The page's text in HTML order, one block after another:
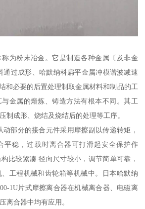
为粉末冶金。它是制造各种金属〔及非金
通过成形、哈默纳科扁平金属冲模谐波减速
和必要的后置处理制取金属材料和制品的工
金属的熔炼、铸造方法有根本不同。其工
制成形、烧结及烧结后的处理等工序。
部分的接合元件采用摩擦副以传递转矩，
平稳，过载时离合器可打滑起安全保护作
比较紧凑.径向尺寸较小，调节简单可靠，
工程机械和齿轮箱等机械中。日本哈默纳
1U片式摩擦离合器在机械离合器、电磁离
离合器中均有应用。